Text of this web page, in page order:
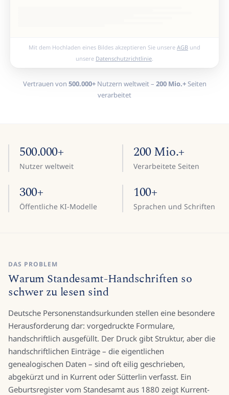
Mit dem Hochladen eines Bildes akzeptieren Sie unsere AGB und
unsere Datenschutzrichtlinie
Vertrauen von 500.000+Nutzern weltweit – 200 Mio.+Seiten
verarbeitet
500.000+
Nutzer weltweit
200 Mio.+
Verarbeitete Seiten
300+
Öffentliche KI-Modelle
100+
Sprachen und Schriften
DAS PROBLEM
Warum Standesamt-Handschriften so
schwer zu lesen sind
Deutsche Personenstandsurkunden stellen eine besondere
Herausforderung dar: vorgedruckte Formulare,
handschriftlich ausgefüllt. Der Druck gibt Struktur, aber die
handschriftlichen Einträge – die eigentlichen
genealogischen Daten – sind oft eilig geschrieben,
abgekürzt und in Kurrent oder Sütterlin verfasst. Ein
Geburtsregister vom Standesamt aus 1880 zeigt Kurrent-